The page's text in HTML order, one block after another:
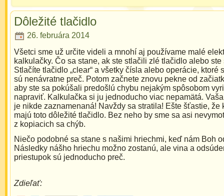
Dôležité tlačidlo
26. februára 2014
Všetci sme už určite videli a mnohí aj používame malé
kalkulačky. Čo sa stane, ak ste stlačili zlé tlačidlo alebo
Stlačíte tlačidlo „clear“ a všetky čísla alebo operácie, ktoré
sú nenávratne preč. Potom začnete znovu pekne od
aby ste sa pokúšali predošlú chybu nejakým spôsobom
napraviť. Kalkulačka si ju jednoducho viac nepamätá.
je nikde zaznamenaná! Navždy sa stratila! Ešte šťastie, že
majú toto dôležité tlačidlo. Bez neho by sme sa asi
z kopiacich sa chýb.
Niečo podobné sa stane s našimi hriechmi, keď nám Boh
Následky nášho hriechu možno zostanú, ale vina a
priestupok sú jednoducho preč.
Zdieľať: